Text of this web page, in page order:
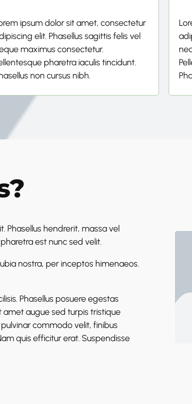
ipsum dolor sit amet, consectetur
elit. Phasellus sagittis felis vel
maximus consectetur.
pharetra iaculis tincidunt.
non cursus nibh.
Phasellus hendrerit, massa vel
est nunc sed velit.
nostra, per inceptos himenaeos.
Phasellus posuere egestas
amet augue sed turpis tristique
commodo velit, finibus
quis efficitur erat. Suspendisse